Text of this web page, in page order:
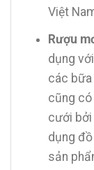
Việt
Rượu
dụng
các bữa
cũng
cưới bởi
dụng
sản